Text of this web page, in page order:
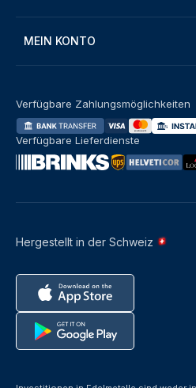
MEIN KONTO
Hergestellt in der Schweiz
Verfügbare Zahlungsmöglichkeiten
Verfügbare Lieferdienste